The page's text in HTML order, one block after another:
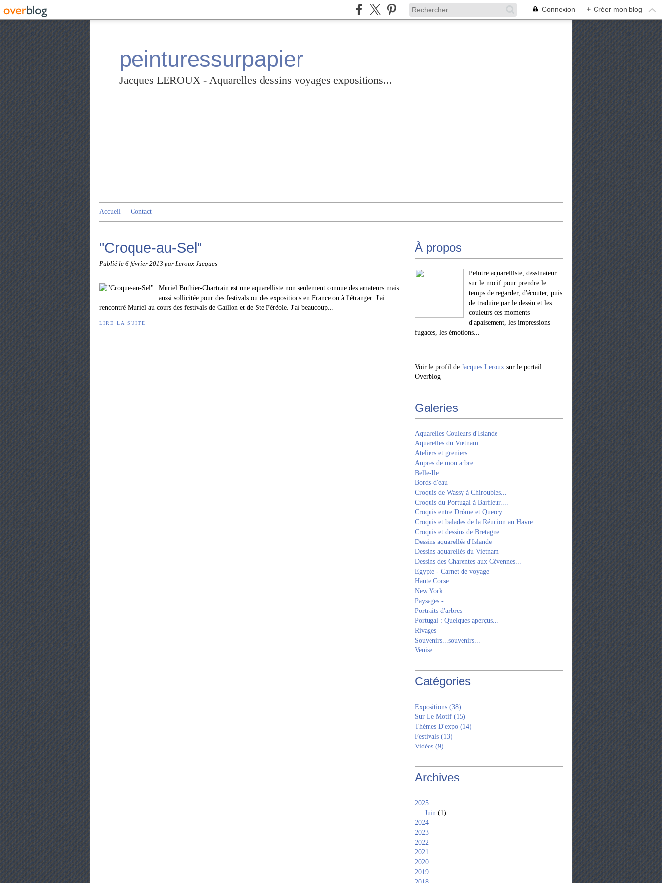
Connexion + Créer mon blog
peinturessurpapier
Jacques LEROUX - Aquarelles dessins voyages expositions...
Accueil Contact
"Croque-au-Sel"
Publié le 6 février 2013 par Leroux Jacques
Muriel Buthier-Chartrain est une aquarelliste non seulement connue des amateurs mais
aussi sollicitée pour des festivals ou des expositions en France ou à l'étranger. J'ai
rencontré Muriel au cours des festivals de Gaillon et de Ste Féréole. J'ai beaucoup...
LIRE LA SUITE
À propos
Peintre aquarelliste, dessinateur
sur le motif pour prendre le
temps de regarder, d'écouter, puis
de traduire par le dessin et les
couleurs ces moments
d'apaisement, les impressions
fugaces, les émotions...
Voir le profil de Jacques Leroux sur le portail
Overblog
Galeries
Aquarelles Couleurs d'Islande
Aquarelles du Vietnam
Ateliers et greniers
Aupres de mon arbre...
Belle-Ile
Bords-d'eau
Croquis de Wassy à Chiroubles...
Croquis du Portugal à Barfleur....
Croquis entre Drôme et Quercy
Croquis et balades de la Réunion au Havre...
Croquis et dessins de Bretagne...
Dessins aquarellés d'Islande
Dessins aquarellés du Vietnam
Dessins des Charentes aux Cévennes...
Egypte - Carnet de voyage
Haute Corse
New York
Paysages -
Portraits d'arbres
Portugal : Quelques aperçus...
Rivages
Souvenirs...souvenirs...
Venise
Catégories
Expositions (38)
Sur Le Motif (15)
Thèmes D'expo (14)
Festivals (13)
Vidéos (9)
Archives
2025
Juin (1)
2024
2023
2022
2021
2020
2019